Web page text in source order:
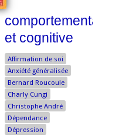
comportementale
et cognitive
Affirmation de soi
Anxiété généralisée
Bernard Roucoule
Charly Cungi
Christophe André
Dépendance
Dépression